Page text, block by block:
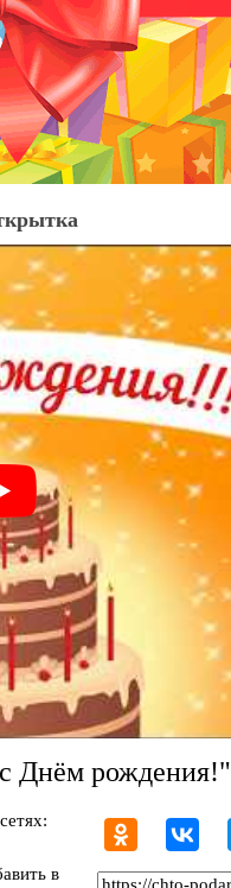
Днём рождения!"
в